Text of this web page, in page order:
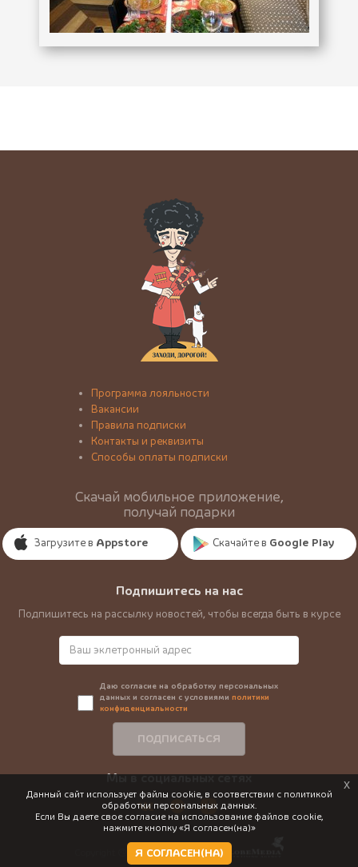
Программа лояльности
Вакансии
Правила подписки
Контакты и реквизиты
Способы оплаты подписки
Скачай мобильное приложение,
получай подарки
Загрузите в Appstore Скачайте в Google Play
Подпишитесь на нас
Подпишитесь на рассылку новостей, чтобы всегда быть в курсе
Даю согласие на обработку персональных
данных и согласен с условиями политики
конфиденциальности
ПОДПИСАТЬСЯ
Мы в социальных сетях
Copyright @ 2026 г. |Разработка
Данный сайт использует файлы cookie, в соответствии с политикой
обработки персональных данных.
Если Вы даете свое согласие на использование файлов cookie,
нажмите кнопку «Я согласен(на)»
Я СОГЛАСЕН(НА)
x